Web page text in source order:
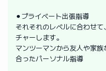
⚫︎プライベート出張指導
それそれのレベルに合わせ
チャーします。
マンツーマンから友人や家
合ったパーソナル指導